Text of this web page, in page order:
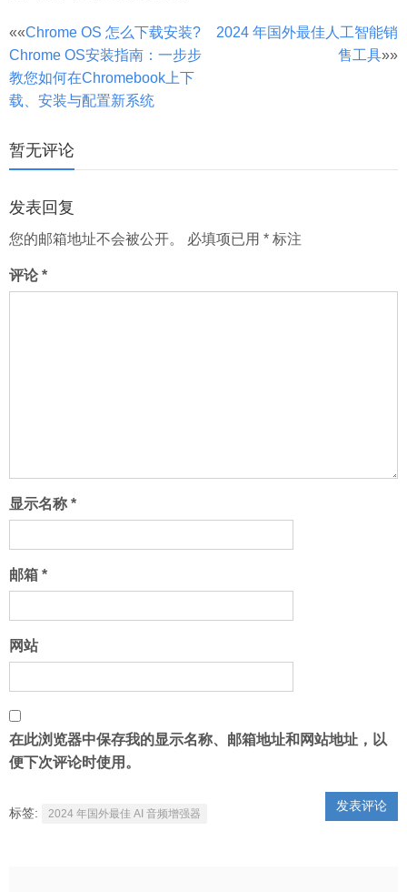
标签: 2024 年国外最佳 AI 音频增强器
文
章
分
««Chrome OS 怎么下载安装?
Chrome OS安装指南：一步步
教您如何在Chromebook上下
载、安装与配置新系统
2024 年国外最佳人工智能销
售工具»»
暂无评论
发表回复
您的邮箱地址不会被公开。 必填项已用 * 标注
评论*
显示名称 *
邮箱 *
网站
在此浏览器中保存我的显示名称、邮箱地址和网站地址，以
便下次评论时使用。